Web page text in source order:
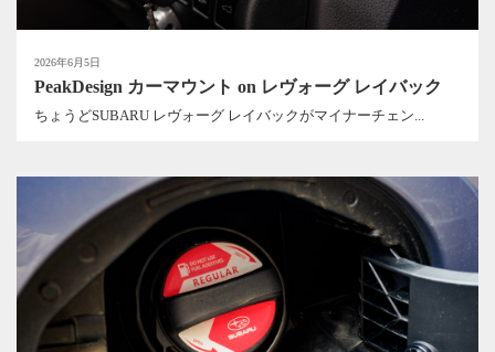
2026年6月5日
PeakDesign カーマウント on レヴォーグ レイバック
ちょうどSUBARU レヴォーグ レイバックがマイナーチェン...